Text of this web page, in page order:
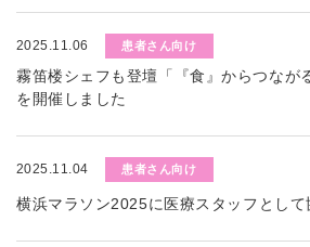
2025.11.06 患者さん向け
霧笛楼シェフも登壇「『食』からつなが
を開催しました
2025.11.04 患者さん向け
横浜マラソン2025に医療スタッフとして